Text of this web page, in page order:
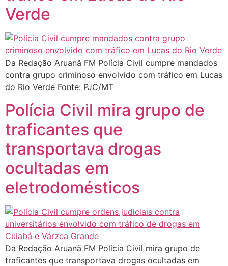
Verde
Da Redação Aruanã FM Polícia Civil cumpre mandados
contra grupo criminoso envolvido com tráfico em Lucas
do Rio Verde Fonte: PJC/MT
Polícia Civil mira grupo de
traficantes que
transportava drogas
ocultadas em
eletrodomésticos
Da Redação Aruanã FM Polícia Civil mira grupo de
traficantes que transportava drogas ocultadas em